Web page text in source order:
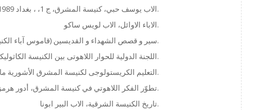
الاب يوسف حبي، كنيسة المشرق، ج 1، ، بغداد 1989.
الاباء الاوائل، الاب لويس ساكو.
سير و قصص الشهداء و القديسين (قاموس آباء الكنيسة وقديسيها)، الكنيسة القبطية.
اللجنة الدولية للحوار اللاهوتى بين الكنيسة الكاثوليكية والكنائس الأرثوذكسية الشرقية، الانبا بيشوي.
التعليم الكريستولوجى لكنيسة المشرق الأشورية ما الخطأ فى هذا التعليم وكيف تطور، للأنبا بيشوى.
تطوّر الفكر اللاهوتي في كنيسة المشرق، أدور هرمز ججو النوفلي.
تاريخ الكنيسة الشرقية، الاب البير ابونا.